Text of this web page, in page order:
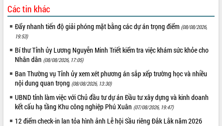
Các tin khác
Đẩy nhanh tiến độ giải phóng mặt bằng các dự án trọng điểm (08/08/2026,
19:53)
Bí thư Tỉnh ủy Lương Nguyễn Minh Triết kiểm tra việc khám sức khỏe cho
Nhân dân (08/08/2026, 17:05)
Ban Thường vụ Tỉnh ủy xem xét phương án sắp xếp trường học và nhiều
nội dung quan trọng (08/08/2026, 13:30)
UBND tỉnh làm việc với Chủ đầu tư dự án Đầu tư xây dựng và kinh doanh
kết cấu hạ tầng Khu công nghiệp Phú Xuân (07/08/2026, 19:47)
12 điểm check-in lan tỏa hình ảnh Lễ hội Sầu riêng Đắk Lắk năm 2026